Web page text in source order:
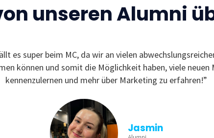
unseren Alumni
es super beim MC, da wir an vielen
können und somit die Möglichkeit haben, viele neuen
kennenzulernen und mehr über Marketing zu erfahren!”
Jasmin